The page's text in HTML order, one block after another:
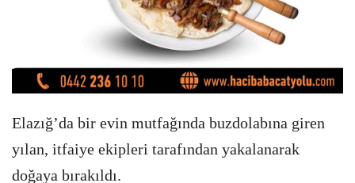
Elazığ’da bir evin mutfağında buzdolabına giren
yılan, itfaiye ekipleri tarafından yakalanarak
doğaya bırakıldı.